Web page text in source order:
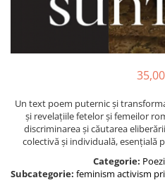
Un text poem puternic și
și revelațiile fetelor și femeilor
discriminarea și căutarea
colectivă și individuală, esențială
Categorie:
Subcategorie: feminism activism